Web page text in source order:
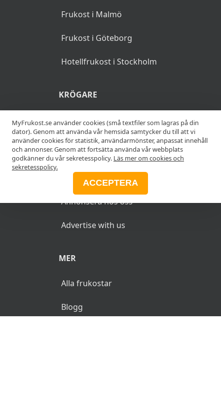
Frukost i Malmö
Frukost i Göteborg
Hotellfrukost i Stockholm
KRÖGARE
Anslut din restaurang
Add your restaurant
ANNONSERA
Annonsera hos oss
Advertise with us
MER
Alla frukostar
Blogg
MyFrukost.se använder cookies (små textfiler som lagras på din
dator). Genom att använda vår hemsida samtycker du till att vi
använder cookies för statistik, användarmönster, anpassat innehåll
och annonser. Genom att fortsätta använda vår webbplats
godkänner du vår sekretesspolicy. Läs mer om cookies och
sekretesspolicy.
ACCEPTERA